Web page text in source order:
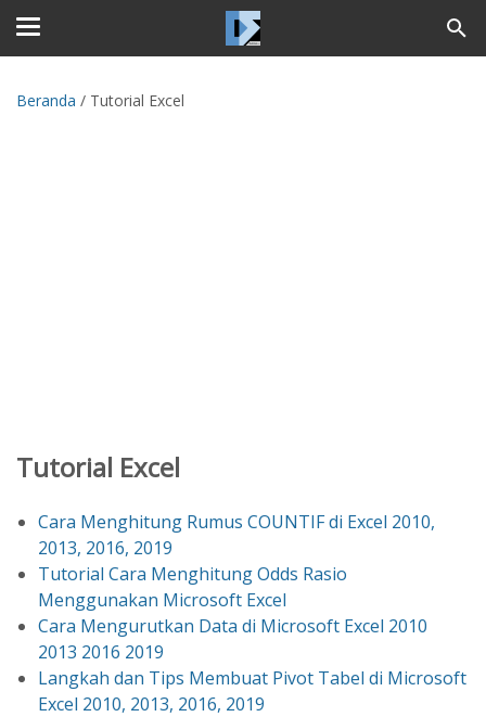
Beranda / Tutorial Excel
Tutorial Excel
Cara Menghitung Rumus COUNTIF di Excel 2010,
2013, 2016, 2019
Tutorial Cara Menghitung Odds Rasio
Menggunakan Microsoft Excel
Cara Mengurutkan Data di Microsoft Excel 2010
2013 2016 2019
Langkah dan Tips Membuat Pivot Tabel di Microsoft
Excel 2010, 2013, 2016, 2019